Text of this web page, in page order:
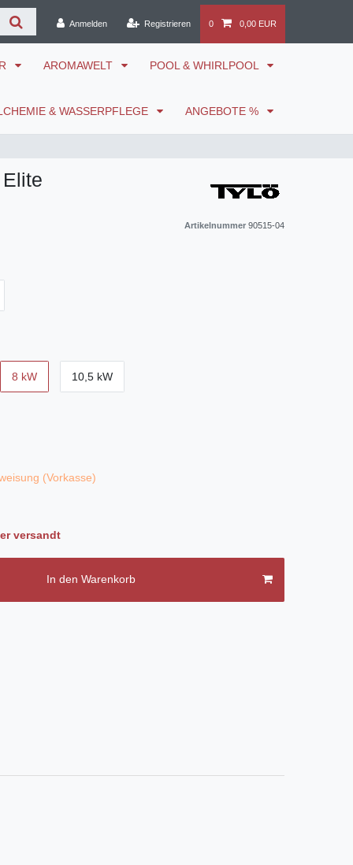
Anmelden Registrieren 0 0,00 EUR
AROMAWELT POOL & WHIRLPOOL
& WASSERPFLEGE ANGEBOTE %
Artikelnummer 90515-04
8 kW 10,5 kW
(Vorkasse)
versandt
In den Warenkorb